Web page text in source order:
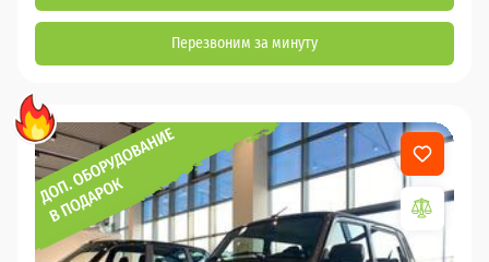
Перезвоним за минуту